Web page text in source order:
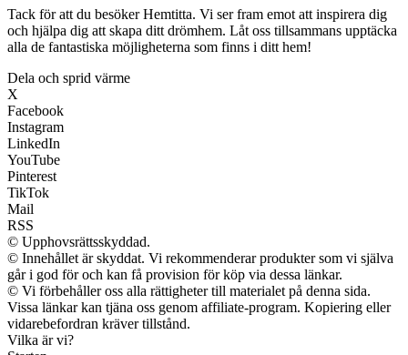
Tack för att du besöker Hemtitta. Vi ser fram emot att inspirera dig
och hjälpa dig att skapa ditt drömhem. Låt oss tillsammans upptäcka
alla de fantastiska möjligheterna som finns i ditt hem!
Dela och sprid värme
X
Facebook
Instagram
LinkedIn
YouTube
Pinterest
TikTok
Mail
RSS
© Upphovsrättsskyddad.
© Innehållet är skyddat. Vi rekommenderar produkter som vi själva
går i god för och kan få provision för köp via dessa länkar.
© Vi förbehåller oss alla rättigheter till materialet på denna sida.
Vissa länkar kan tjäna oss genom affiliate-program. Kopiering eller
vidarebefordran kräver tillstånd.
Vilka är vi?